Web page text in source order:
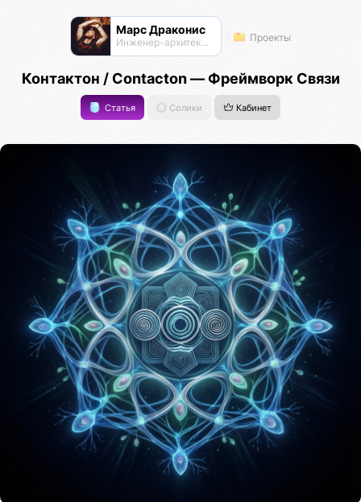
Марс Драконис
Инженер-архитектор Проекты
Контактон / Contacton — Фреймворк Связи
Статья Солики Кабинет